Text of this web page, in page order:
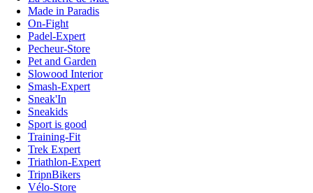
Made in Paradis
On-Fight
Padel-Expert
Pecheur-Store
Pet and Garden
Slowood Interior
Smash-Expert
Sneak'In
Sneakids
Sport is good
Training-Fit
Trek Expert
Triathlon-Expert
TripnBikers
Vélo-Store